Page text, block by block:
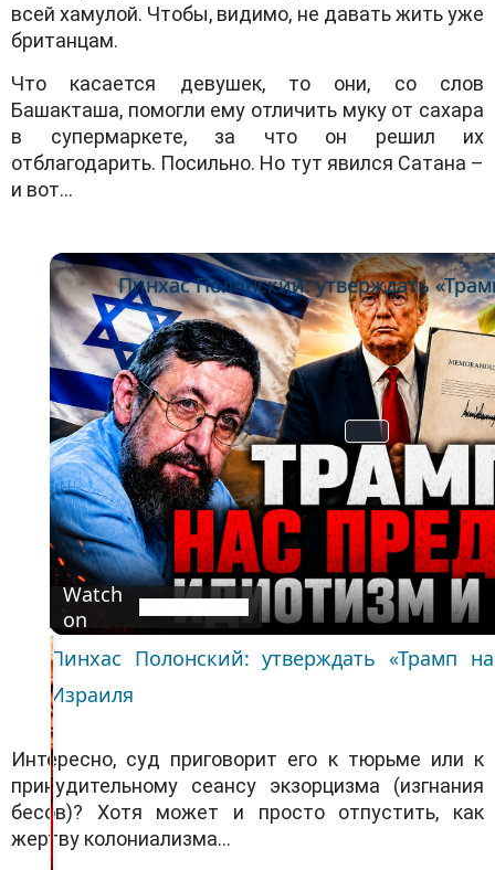
всей хамулой. Чтобы, видимо, не давать жить уже
британцам.
Что касается девушек, то они, со слов
Башакташа, помогли ему отличить муку от сахара
в супермаркете, за что он решил их
отблагодарить. Посильно. Но тут явился Сатана –
и вот…
P
l
a
y
V
i
d
e
o
Watch
on
Пинхас Полонский: утверждать «Трамп
Израиля
Интересно, суд приговорит его к тюрьме или к
принудительному сеансу экзорцизма (изгнания
бесов)? Хотя может и просто отпустить, как
жертву колониализма…